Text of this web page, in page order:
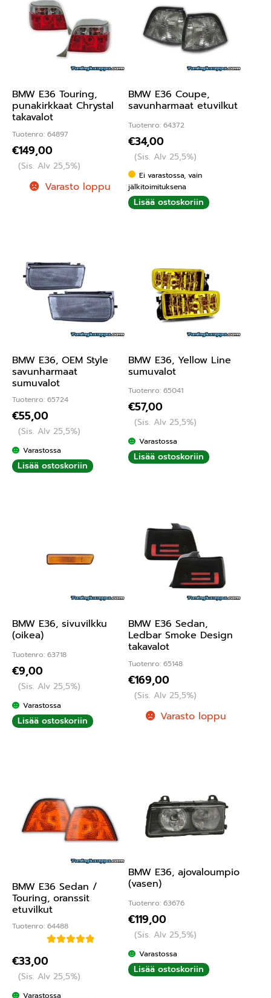
BMW E36 Touring,
punakirkkaat Chrystal
takavalot
Tuotenro: 64897
€149,00
(Sis. Alv 25,5%)
Varasto loppu
BMW E36 Coupe,
savunharmaat etuvilkut
Tuotenro: 64372
€34,00
(Sis. Alv 25,5%)
Ei varastossa, vain
jälkitoimituksena
Lisää ostoskoriin
BMW E36, OEM Style
savunharmaat
sumuvalot
Tuotenro: 65724
€55,00
(Sis. Alv 25,5%)
Varastossa
Lisää ostoskoriin
BMW E36, Yellow Line
sumuvalot
Tuotenro: 65041
€57,00
(Sis. Alv 25,5%)
Varastossa
Lisää ostoskoriin
BMW E36, sivuvilkku
(oikea)
Tuotenro: 63718
€9,00
(Sis. Alv 25,5%)
Varastossa
Lisää ostoskoriin
BMW E36 Sedan,
Ledbar Smoke Design
takavalot
Tuotenro: 65148
€169,00
(Sis. Alv 25,5%)
Varasto loppu
BMW E36 Sedan /
Touring, oranssit
etuvilkut
Tuotenro: 64488
5.00/ 5
€33,00
(Sis. Alv 25,5%)
Varastossa
BMW E36, ajovaloumpio
(vasen)
Tuotenro: 63676
€119,00
(Sis. Alv 25,5%)
Varastossa
Lisää ostoskoriin